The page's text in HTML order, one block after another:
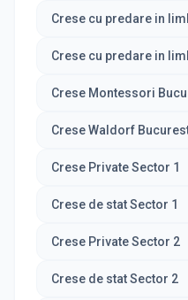
Crese cu predare in
Crese cu predare in
Crese Montessori
Crese Waldorf
Crese Private Sector 1
Crese de stat Sector 1
Crese Private Sector 2
Crese de stat Sector 2